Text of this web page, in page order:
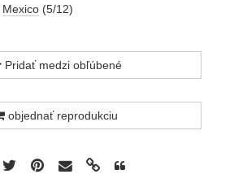
Mexico (5/12)
Pridať medzi obľúbené
objednať reprodukciu